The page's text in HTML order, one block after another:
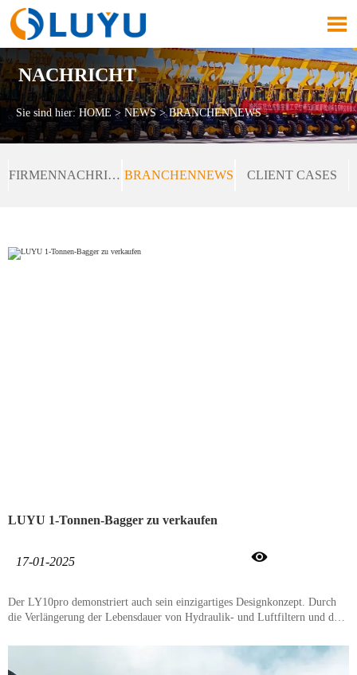

NACHRICHT
Sie sind hier: HOME > NEWS>BRANCHENNEWS
FIRMENNACHRICHTEN BRANCHENNEWS CLIENT CASES
LUYU 1-Tonnen-Bagger zu verkaufen
17-01-2025 
Der LY10pro demonstriert auch sein einzigartiges Designkonzept. Durch
die Verlängerung der Lebensdauer von Hydraulik- und Luftfiltern und den
% gesenkt werden. Gleichzeitig können die meisten Routinewartungen vor
Ort durchgeführt werden, was Ausfallzeiten und Arbeitskosten reduziert.